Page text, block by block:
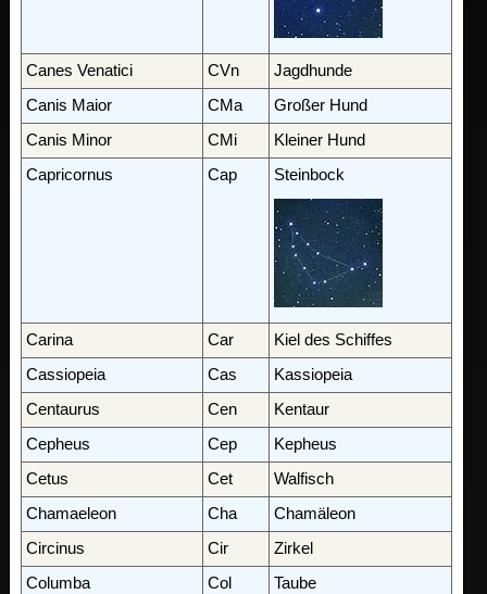
Canes Venatici CVn
Jagdhunde
Canis Maior
CMa
Großer Hund
Canis Minor
CMi
Kleiner Hund
Capricornus
Cap Steinbock
Carina Car
Kiel des Schiffes
Cassiopeia
Cas
Kassiopeia
Centaurus
Cen
Kentaur
Cepheus
Cep
Kepheus
Cetus
Cet
Walfisch
Chamaeleon
Cha
Chamäleon
Circinus
Cir
Zirkel
Columba
Col
Taube